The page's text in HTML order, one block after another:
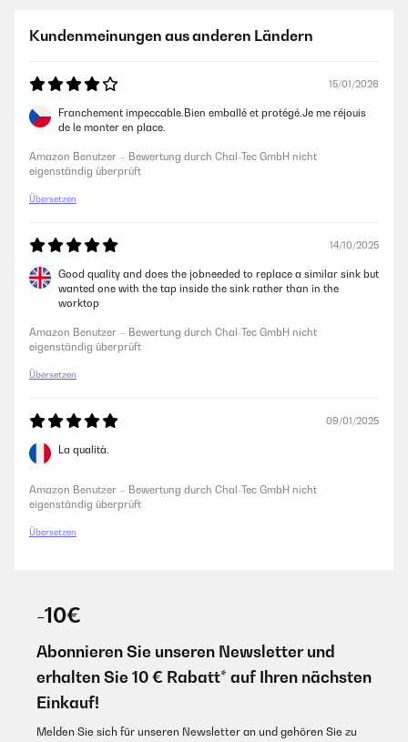
Kundenmeinungen aus anderen Ländern
15/01/2026
Franchement impeccable.Bien emballé et protégé.Je me réjouis
de le monter en place.
Amazon Benutzer – Bewertung durch Chal-Tec GmbH nicht
eigenständig überprüft
Übersetzen
14/10/2025
Good quality and does the jobneeded to replace a similar sink but
wanted one with the tap inside the sink rather than in the
worktop
Amazon Benutzer – Bewertung durch Chal-Tec GmbH nicht
eigenständig überprüft
Übersetzen
09/01/2025
La qualità.
Amazon Benutzer – Bewertung durch Chal-Tec GmbH nicht
eigenständig überprüft
Übersetzen
-10€
Abonnieren Sie unseren Newsletter und
erhalten Sie 10 € Rabatt* auf Ihren nächsten
Einkauf!
Melden Sie sich für unseren Newsletter an und gehören Sie zu